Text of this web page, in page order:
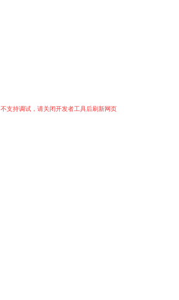
不支持调试，请关闭开发者工具后刷新网页